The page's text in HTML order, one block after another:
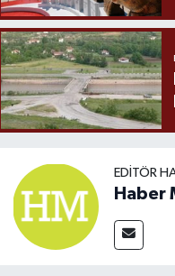
EDITÖR
Haber